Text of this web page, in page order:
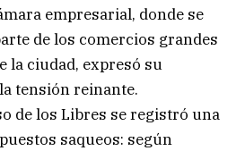
empresarial, donde se
de los comercios grandes
la ciudad, expresó su
tensión reinante.
de los Libres se registró una
saqueos: según